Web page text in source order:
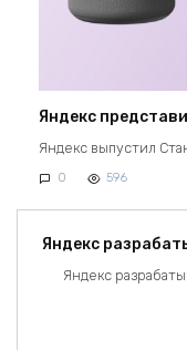
Яндекс
Яндекс выпустил
0 596
Яндекс
Яндекс